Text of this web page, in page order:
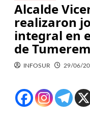
Alcalde
realizaron
integral en
de
INFOSUR 29/06/